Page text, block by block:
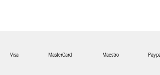
Visa MasterCard Maestro